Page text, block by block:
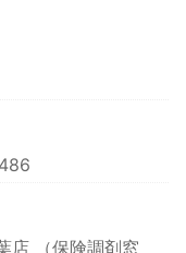
店 （保険調剤窓